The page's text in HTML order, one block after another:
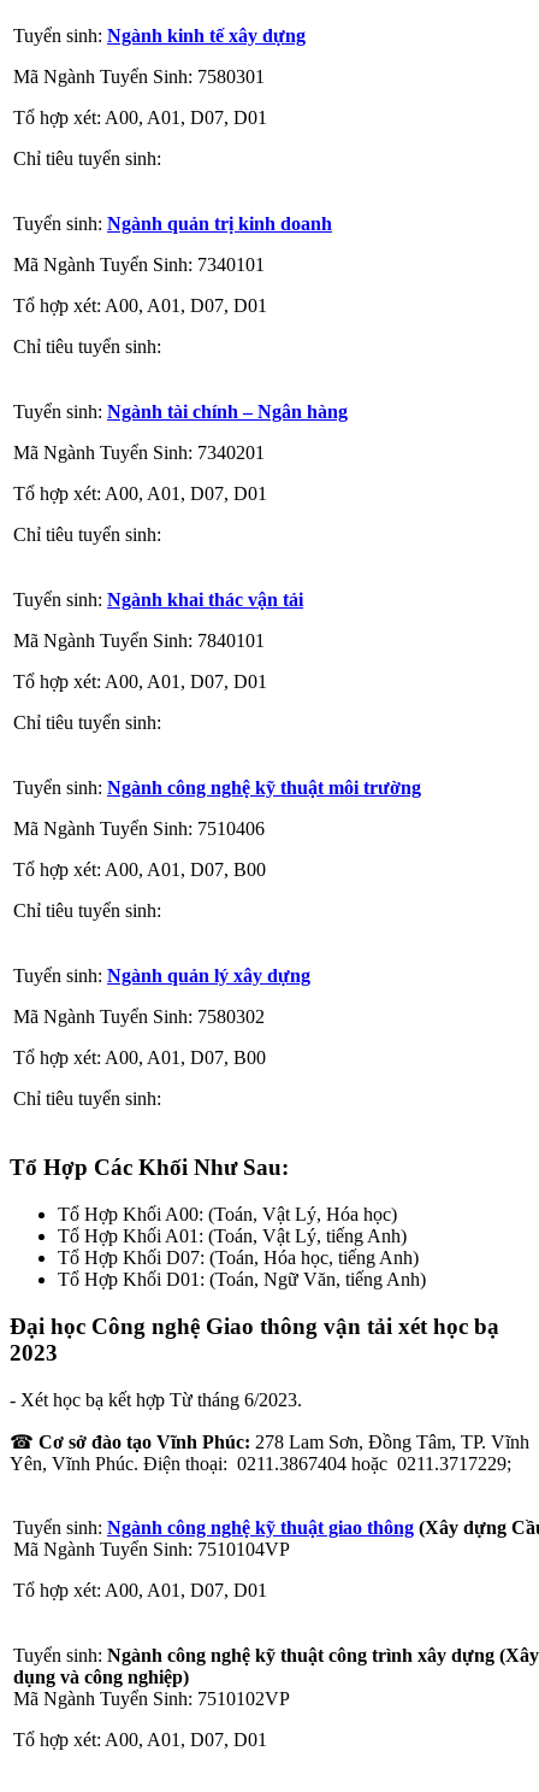
Tuyển sinh: Ngành kinh tế xây dựng
Mã Ngành Tuyển Sinh: 7580301
Tổ hợp xét: A00, A01, D07, D01
Chỉ tiêu tuyển sinh:
Tuyển sinh: Ngành quản trị kinh doanh
Mã Ngành Tuyển Sinh: 7340101
Tổ hợp xét: A00, A01, D07, D01
Chỉ tiêu tuyển sinh:
Tuyển sinh: Ngành tài chính – Ngân hàng
Mã Ngành Tuyển Sinh: 7340201
Tổ hợp xét: A00, A01, D07, D01
Chỉ tiêu tuyển sinh:
Tuyển sinh: Ngành khai thác vận tải
Mã Ngành Tuyển Sinh: 7840101
Tổ hợp xét: A00, A01, D07, D01
Chỉ tiêu tuyển sinh:
Tuyển sinh: Ngành công nghệ kỹ thuật môi trường
Mã Ngành Tuyển Sinh: 7510406
Tổ hợp xét: A00, A01, D07, B00
Chỉ tiêu tuyển sinh:
Tuyển sinh: Ngành quản lý xây dựng
Mã Ngành Tuyển Sinh: 7580302
Tổ hợp xét: A00, A01, D07, B00
Chỉ tiêu tuyển sinh:
Tổ Hợp Các Khối Như Sau:
Tổ Hợp Khối A00: (Toán, Vật Lý, Hóa học)
Tổ Hợp Khối A01: (Toán, Vật Lý, tiếng Anh)
Tổ Hợp Khối D07: (Toán, Hóa học, tiếng Anh)
Tổ Hợp Khối D01: (Toán, Ngữ Văn, tiếng Anh)
Đại học Công nghệ Giao thông vận tải xét học bạ
2023
- Xét học bạ kết hợp Từ tháng 6/2023.
☎ Cơ sở đào tạo Vĩnh Phúc: 278 Lam Sơn, Đồng Tâm, TP. Vĩnh
Yên, Vĩnh Phúc. Điện thoại: 0211.3867404 hoặc 0211.3717229;
Tuyển sinh: Ngành công nghệ kỹ thuật giao thông (Xây dựng
Mã Ngành Tuyển Sinh: 7510104VP
Tổ hợp xét: A00, A01, D07, D01
Tuyển sinh: Ngành công nghệ kỹ thuật công trình xây dựng
dụng và công nghiệp)
Mã Ngành Tuyển Sinh: 7510102VP
Tổ hợp xét: A00, A01, D07, D01